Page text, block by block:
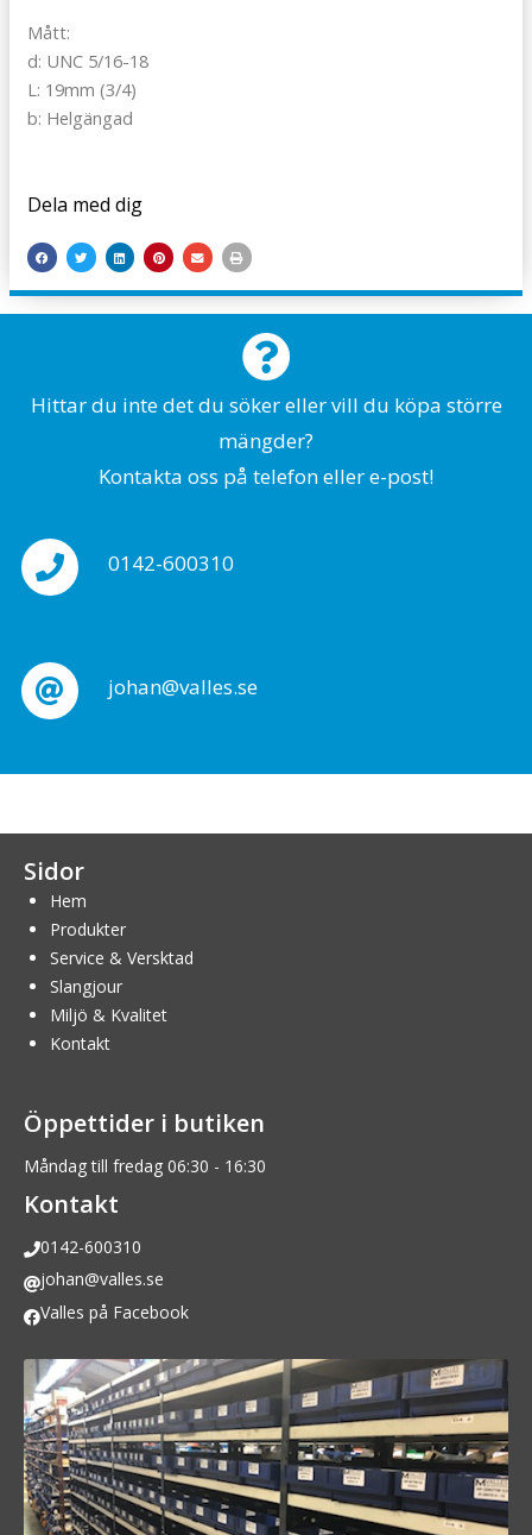
Mått:
d: UNC 5/16-18
L: 19mm (3/4)
b: Helgängad
Dela med dig
Hittar du inte det du söker eller vill du köpa större
mängder?
Kontakta oss på telefon eller e-post!
0142-600310
johan@valles.se
Sidor
Hem
Produkter
Service & Versktad
Slangjour
Miljö & Kvalitet
Kontakt
Öppettider i butiken
Måndag till fredag 06:30 - 16:30
Kontakt
0142-600310
johan@valles.se
Valles på Facebook